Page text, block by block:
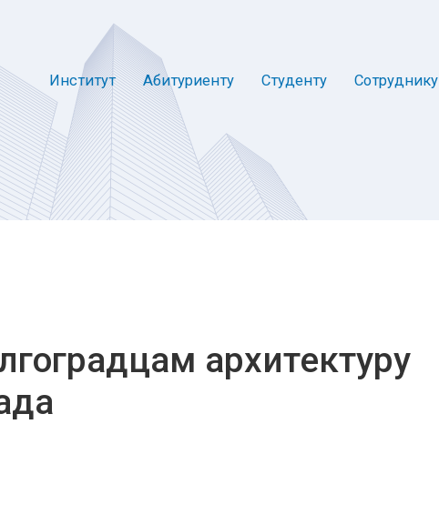
Институт Абитуриенту Студенту Сотруднику
архитектуру